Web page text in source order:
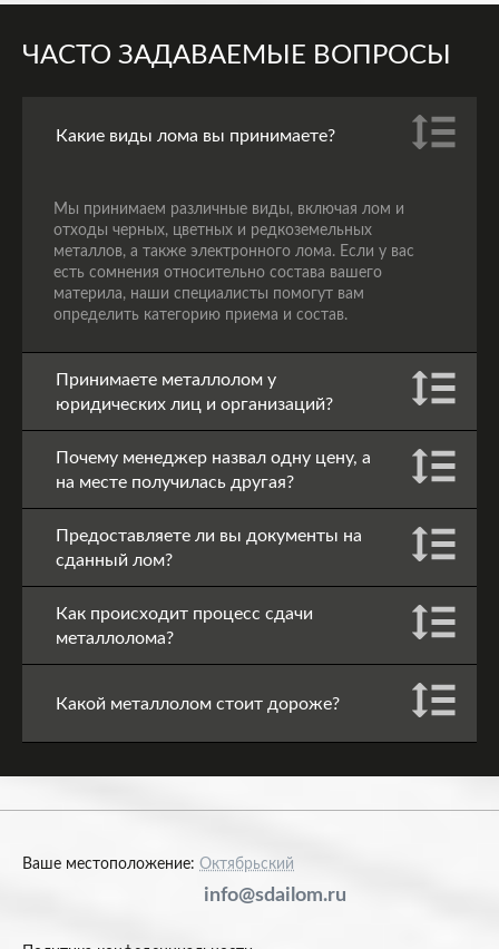
ЧАСТО ЗАДАВАЕМЫЕ ВОПРОСЫ
Какие виды лома вы принимаете?
Мы принимаем различные виды, включая лом и
отходы черных, цветных и редкоземельных
металлов, а также электронного лома. Если у вас
есть сомнения относительно состава вашего
материла, наши специалисты помогут вам
определить категорию приема и состав.
Принимаете металлолом у
юридических лиц и организаций?
Почему менеджер назвал одну цену, а
на месте получилась другая?
Предоставляете ли вы документы на
сданный лом?
Как происходит процесс сдачи
металлолома?
Какой металлолом стоит дороже?
Ваше местоположение: Октябрьский
info@sdailom.ru